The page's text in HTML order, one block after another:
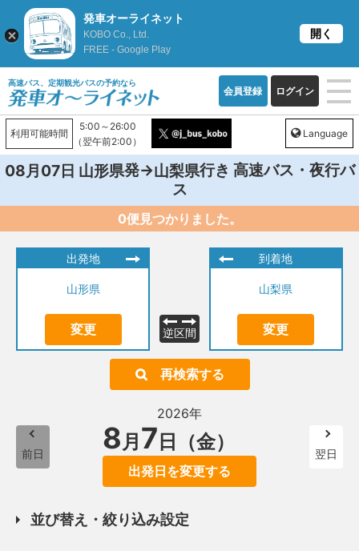
高速バス、定期観光バスの予約なら
会員登録 ログイン
利用可能時間
5:00～26:00
（翌午前2:00）
Language
08月07日 山形県発→山梨県行き 高速バス・夜行バ
ス
0便見つかりました。
出発地
山形県
変更 逆区間
到着地
山梨県
変更
再検索する
前日
2026年
8月 7 日（金）
出発日を変更する
翌日
並び替え・絞り込み設定
発車オーライネット
KOBO Co., Ltd.
FREE - Google Play
開く